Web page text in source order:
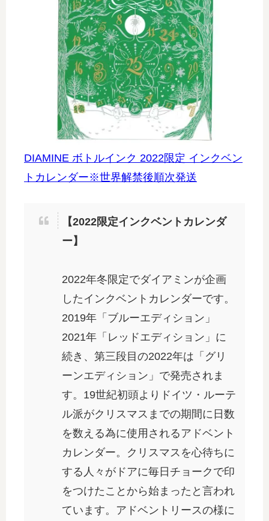
DIAMINE ボトルインク 2022限定 インクベン
トカレンダー※世界解禁後順次発送
【2022限定インクベントカレンダ
ー】
2022年冬限定でダイアミンが企画
したインクベントカレンダーです。
2019年「ブルーエディション」
2021年「レッドエディション」に
続き、第三段目の2022年は「グリ
ーンエディション」で発売されま
す。19世紀初頭よりドイツ・ルーテ
ル派がクリスマスまでの期間に日数
を数える為に使用されるアドベント
カレンダー。クリスマスを心待ちに
する人々がドアに毎日チョークで印
をつけたことから始まったと言われ
ています。アドベントリースの様に